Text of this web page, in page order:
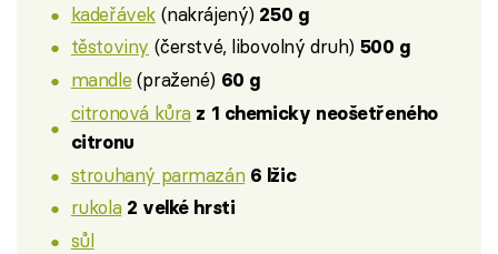
kadeřávek(nakrájený) 250 g
těstoviny (čerstvé, libovolný druh) 500 g
mandle (pražené) 60 g
citronová kůra z 1 chemicky neošetřeného
citronu
strouhaný parmazán 6 lžic
rukola 2 velké hrsti
sůl